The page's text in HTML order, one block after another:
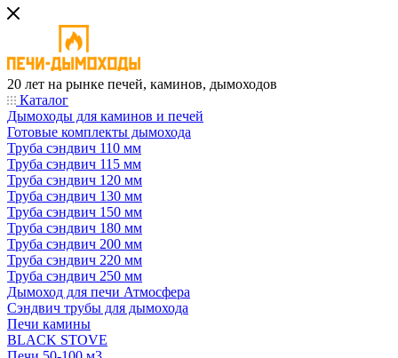
20 лет на рынке печей, каминов, дымоходов
Каталог
Дымоходы для каминов и печей
Готовые комплекты дымохода
Труба сэндвич 110 мм
Труба сэндвич 115 мм
Труба сэндвич 120 мм
Труба сэндвич 130 мм
Труба сэндвич 150 мм
Труба сэндвич 180 мм
Труба сэндвич 200 мм
Труба сэндвич 220 мм
Труба сэндвич 250 мм
Дымоход для печи Атмосфера
Сэндвич трубы для дымохода
Печи камины
BLACK STOVE